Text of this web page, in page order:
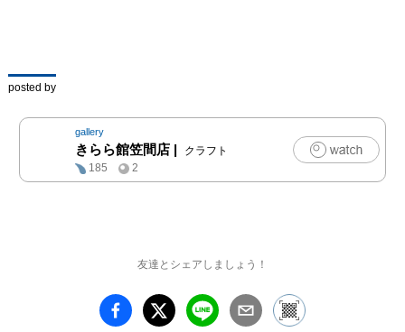
posted by
gallery
きらら館笠間店 |
クラフト
185
2
友達とシェアしましょう！